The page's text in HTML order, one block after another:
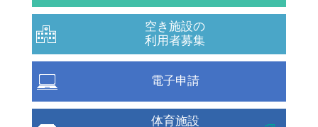
空き施設の
利用者募集
電子申請
体育施設